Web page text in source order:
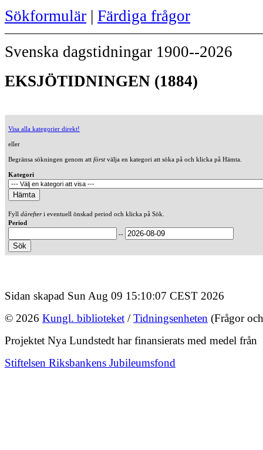
Sökformulär | Färdiga frågor
Svenska dagstidningar 1900--2026
EKSJÖTIDNINGEN (1884)
Visa alla kategorier direkt!
eller
Begränsa sökningen genom att förstvälja en kategori att söka på och klicka på Hämta.
Kategori
Fyll därefteri eventuell önskad period och klicka på Sök.
Period
--
Sidan skapad Sun Aug 09 15:10:07 CEST 2026
© 2026 Kungl. biblioteket /Tidningsenheten (Frågor
Projektet Nya Lundstedt har finansierats med medel från
Stiftelsen Riksbankens Jubileumsfond